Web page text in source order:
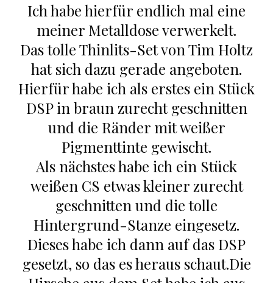
Ich habe hierfür endlich mal eine
meiner Metalldose verwerkelt.
Das tolle Thinlits-Set von Tim Holtz
hat sich dazu gerade angeboten.
Hierfür habe ich als erstes ein Stück
DSP in braun zurecht geschnitten
und die Ränder mit weißer
Pigmenttinte gewischt.
Als nächstes habe ich ein Stück
weißen CS etwas kleiner zurecht
geschnitten und die tolle
Hintergrund-Stanze eingesetz.
Dieses habe ich dann auf das DSP
gesetzt, so das es heraus schaut.Die